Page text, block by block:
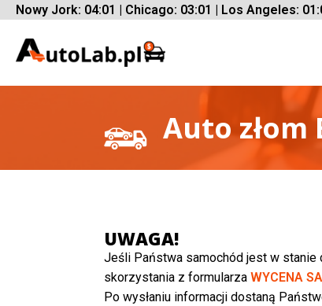
Nowy Jork: 04:01 | Chicago: 03:01 | Los Angeles:
Auto złom
UWAGA!
Jeśli Państwa samochód jest w stanie
skorzystania z formularza WYCENA
Po wysłaniu informacji dostaną